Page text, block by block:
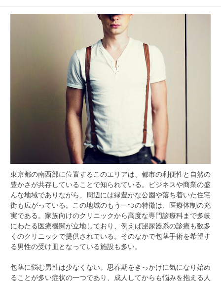
東京都の南西部に位置するこのエリアは、都市の利便性と自然の
豊かさが共存していることで知られている。 ビジネスや商業の盛
んな地域でありながら、周辺には緑豊かな公園や落ち着いた住宅
街も広がっている。この地域のもう一つの特徴は、医療体制の充
実である。家族向けのクリニックから高度な専門診療科まで多岐
にわたる医療機関が立地しており、例えば泌尿器系の診療も数多
くのクリニックで提供されている。そのなかで包茎手術を希望す
る男性の受け皿となっている施設も多い。
包茎に悩む男性は少なくない。思春期をきっかけに気になり始め
ることが多い症状の一つであり、成人してからも悩みを抱える人